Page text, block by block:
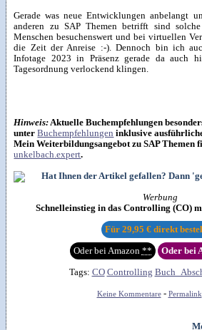
Gerade was neue Entwicklungen anbelangt
anderen zu SAP Themen betrifft sind
Menschen besuchenswert und bei virtuellen
die Zeit der Anreise :-). Dennoch bin ich
Infotage 2023 in Präsenz gerade da auch
Tagesordnung verlockend klingen.
Hinweis: Aktuelle Buchempfehlungen
unterBuchempfehlungen inklusive
Mein Weiterbildungsangebot zu SAP Themen
unkelbach.expert.
Werbung
Schnelleinstieg in das Controlling (CO)
Für 29,95 € direkt
Oder bei Amazon ** Oder bei
Tags: CO Controlling
Keine Kommentare- Permalink